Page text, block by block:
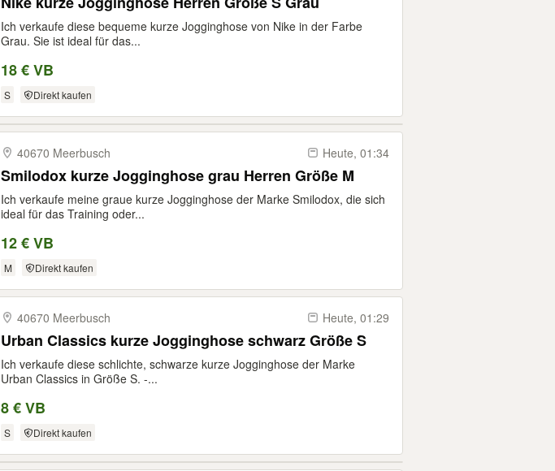
Ich verkaufe diese bequeme kurze Jogginghose von Nike in der Farbe
Grau. Sie ist ideal für das...
18 € VB
S Direkt kaufen
40670 Meerbusch Heute, 01:34
Smilodox kurze Jogginghose grau Herren Größe M
Ich verkaufe meine graue kurze Jogginghose der Marke Smilodox, die sich
ideal für das Training oder...
12 € VB
M Direkt kaufen
40670 Meerbusch Heute, 01:29
Urban Classics kurze Jogginghose schwarz Größe S
Ich verkaufe diese schlichte, schwarze kurze Jogginghose der Marke
Urban Classics in Größe S. -...
8 € VB
S Direkt kaufen